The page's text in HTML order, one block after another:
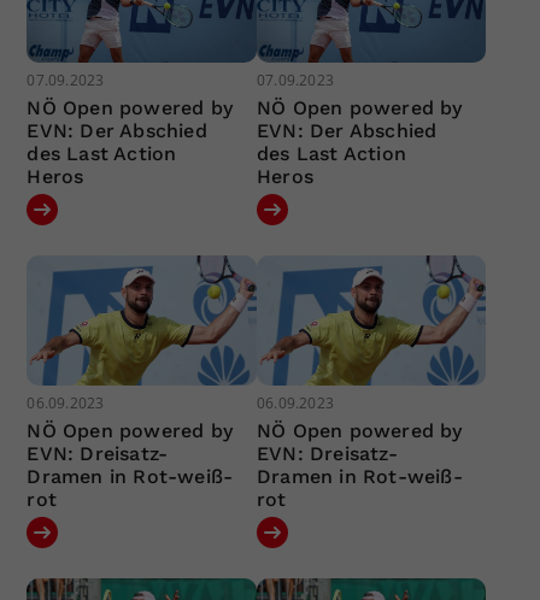
07.09.2023
NÖ Open powered by
EVN: Der Abschied
des Last Action
Heros
07.09.2023
NÖ Open powered by
EVN: Der Abschied
des Last Action
Heros
06.09.2023
NÖ Open powered by
EVN: Dreisatz-
Dramen in Rot-weiß-
rot
06.09.2023
NÖ Open powered by
EVN: Dreisatz-
Dramen in Rot-weiß-
rot